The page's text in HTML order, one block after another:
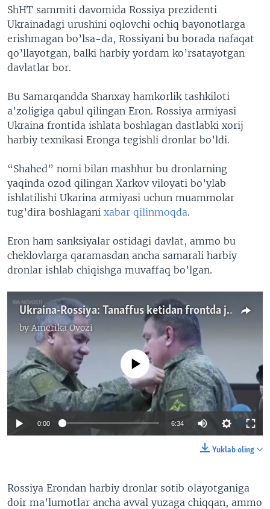
ShHT sammiti davomida Rossiya prezidenti
Ukrainadagi urushini oqlovchi ochiq bayonotlarga
erishmagan bo’lsa-da, Rossiyani bu borada nafaqat
qo’llayotgan, balki harbiy yordam ko’rsatayotgan
davlatlar bor.
Bu Samarqandda Shanxay hamkorlik tashkiloti
a’zoligiga qabul qilingan Eron. Rossiya armiyasi
Ukraina frontida ishlata boshlagan dastlabki xorij
harbiy texnikasi Eronga tegishli dronlar bo’ldi.
“Shahed” nomi bilan mashhur bu dronlarning
yaqinda ozod qilingan Xarkov viloyati bo’ylab
ishlatilishi Ukarina armiyasi uchun muammolar
tug’dira boshlagani xabar qilinmoqda.
Eron ham sanksiyalar ostidagi davlat, ammo bu
cheklovlarga qaramasdan ancha samarali harbiy
dronlar ishlab chiqishga muvaffaq bo’lgan.
Ukraina-Rossiya: Tanaffus ketidan frontda janglar qayta avj olmoqda
by Amerika Ovozi
No media source currently available
0:00 6:34
Yuklab oling
Rossiya Erondan harbiy dronlar sotib olayotganiga
doir ma’lumotlar ancha avval yuzaga chiqqan, ammo